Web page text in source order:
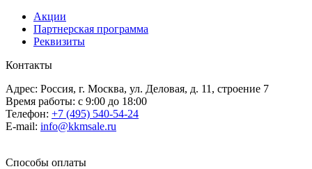
Акции
Партнерская программа
Реквизиты
Контакты
Адрес: Россия, г. Москва, ул. Деловая, д. 11, строение 7
Время работы: с 9:00 до 18:00
Телефон: +7 (495) 540-54-24
E-mail: info@kkmsale.ru
Способы оплаты